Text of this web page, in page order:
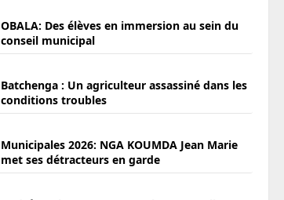
OBALA: Des élèves en immersion au sein du
conseil municipal
Batchenga : Un agriculteur assassiné dans les
conditions troubles
Municipales 2026: NGA KOUMDA Jean Marie
met ses détracteurs en garde